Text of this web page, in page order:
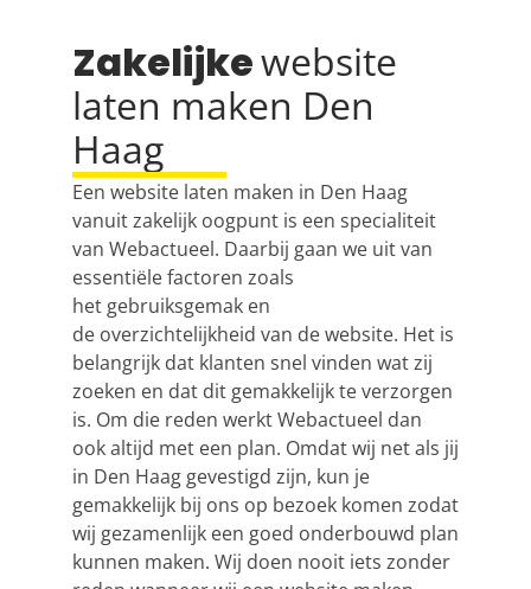
Zakelijkewebsite
laten maken Den
Haag
Een website laten maken in Den Haag
vanuit zakelijk oogpunt is een specialiteit
van Webactueel. Daarbij gaan we uit van
essentiële factoren zoals
het gebruiksgemak en
de overzichtelijkheid van de website. Het is
belangrijk dat klanten snel vinden wat zij
zoeken en dat dit gemakkelijk te verzorgen
is. Om die reden werkt Webactueel dan
ook altijd met een plan. Omdat wij net als jij
in Den Haag gevestigd zijn, kun je
gemakkelijk bij ons op bezoek komen zodat
wij gezamenlijk een goed onderbouwd plan
kunnen maken. Wij doen nooit iets zonder